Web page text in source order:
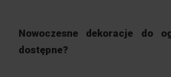
Nowoczesne dekoracje do
dostępne?